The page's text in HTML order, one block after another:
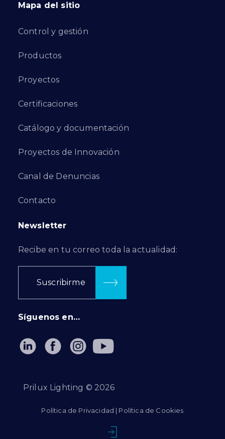
Mapa del sitio
Control y gestión
Productos
Proyectos
Certificaciones
Catálogo y documentación
Proyectos de Innovación
Canal de Denuncias
Contacto
Newsletter
Recibe en tu correo toda la actualidad:
Suscribirme
Síguenos en…
Prilux Lighting © 2026
Política de Privacidad | Política de Cookies